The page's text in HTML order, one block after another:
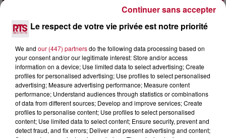
3 août 2026
SOIRÉE DJ PLAYA
Le respect de votre vie privée est notre priorité
We and our (447) partnersdo the following data processing based on
your consent and/or our legitimate interest: Store and/or access
information on a device; Use limited data to select advertising; Create
profiles for personalised advertising; Use profiles to select personalised
advertising; Measure advertising performance; Measure content
performance; Understand audiences through statistics or combinations
of data from different sources; Develop and improve services; Create
profiles to personalise content; Use profiles to select personalised
content; Use limited data to select content; Ensure security, prevent and
detect fraud, and fix errors; Deliver and present advertising and content;
Continuer sans accepter